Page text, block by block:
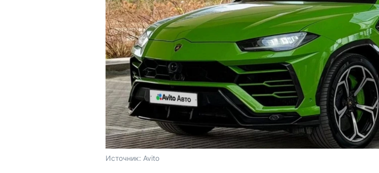
Источник: Avito